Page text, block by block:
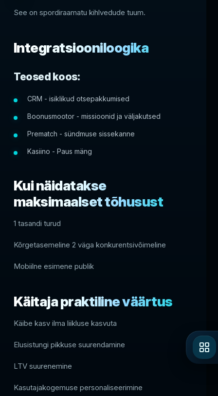
See on spordiraamatu kihlvedude tuum.
Integratsiooniloogika
Teosed koos:
CRM - isiklikud otsepakkumised
Boonusmootor - missioonid ja väljakutsed
Prematch - sündmuse sissekanne
Kasiino - Paus mäng
Kui näidatakse
maksimaalset tõhusust
1 tasandi turud
Kõrgetasemeline 2 väga konkurentsivõimeline
Mobiilne esimene publik
Käitaja praktiline väärtus
Käibe kasv ilma liikluse kasvuta
Elusistungi pikkuse suurendamine
LTV suurenemine
Kasutajakogemuse personaliseerimine